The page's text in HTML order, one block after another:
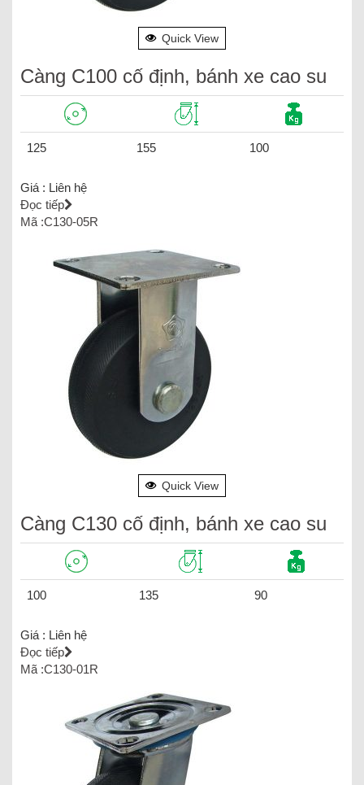
Quick View
Càng C100 cố định, bánh xe cao su
125 155 100
Giá : Liên hệ
Đọc tiếp
Mã :C130-05R
Quick View
Càng C130 cố định, bánh xe cao su
100 135 90
Giá : Liên hệ
Đọc tiếp
Mã :C130-01R